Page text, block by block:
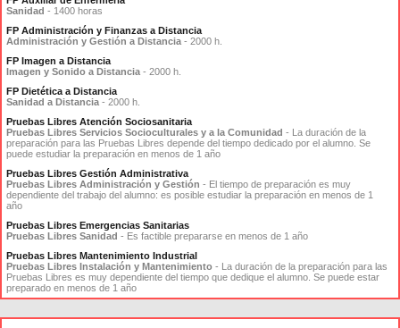
Sanidad - 1400 horas
FP Administración y Finanzas a Distancia
Administración y Gestión a Distancia - 2000 h.
FP Imagen a Distancia
Imagen y Sonido a Distancia - 2000 h.
FP Dietética a Distancia
Sanidad a Distancia - 2000 h.
Pruebas Libres Atención Sociosanitaria
Pruebas Libres Servicios Socioculturales y a la Comunidad - La duración de la
preparación para las Pruebas Libres depende del tiempo dedicado por el alumno. Se
puede estudiar la preparación en menos de 1 año
Pruebas Libres Gestión Administrativa
Pruebas Libres Administración y Gestión - El tiempo de preparación es muy
dependiente del trabajo del alumno: es posible estudiar la preparación en menos de 1
año
Pruebas Libres Emergencias Sanitarias
Pruebas Libres Sanidad - Es factible prepararse en menos de 1 año
Pruebas Libres Mantenimiento Industrial
Pruebas Libres Instalación y Mantenimiento - La duración de la preparación para las
Pruebas Libres es muy dependiente del tiempo que dedique el alumno. Se puede estar
preparado en menos de 1 año